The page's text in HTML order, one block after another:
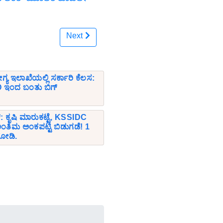
Next
ಇಲಾಖೆಯಲ್ಲಿ ಸರ್ಕಾರಿ ಕೆಲಸ:
ಇಂದ ಬಂತು ಬಿಗ್
ಮಾರುಕಟ್ಟೆ, KSSIDC
ಅಂಕಪಟ್ಟಿ ಬಿಡುಗಡೆ! 1